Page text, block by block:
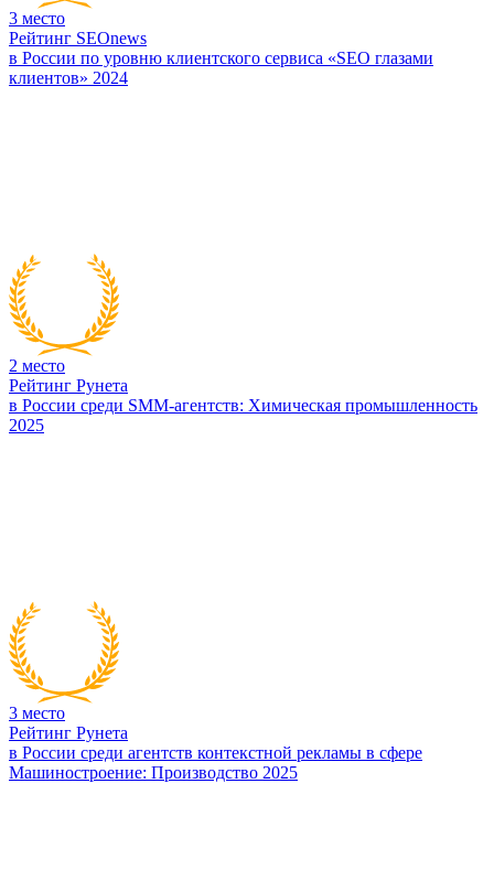
3 место
Рейтинг SEOnews
в России по уровню клиентского сервиса «SEO глазами
клиентов» 2024
2 место
Рейтинг Рунета
в России среди SMM-агентств: Химическая промышленность
2025
3 место
Рейтинг Рунета
в России среди агентств контекстной рекламы в сфере
Машиностроение: Производство 2025